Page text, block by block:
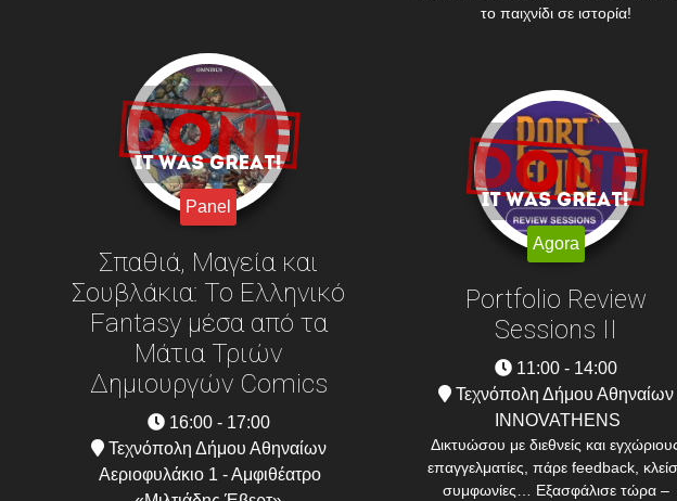
Panel
Σπαθιά, Μαγεία και
Σουβλάκια: Το Ελληνικό
Fantasy μέσα από τα
Μάτια Τριών
Δημιουργών Comics
16:00 - 17:00
Τεχνόπολη Δήμου Αθηναίων
Αεριοφυλάκιο 1 - Αμφιθέατρο
το παιχνίδι σε ιστορία!
Agora
Portfolio Review
Sessions II
11:00 - 14:00
Τεχνόπολη Δήμου Αθηναίων
INNOVATHENS
Δικτυώσου με διεθνείς και
επαγγελματίες, πάρε feedback,
συμφωνίες… Εξασφάλισε τώρα –